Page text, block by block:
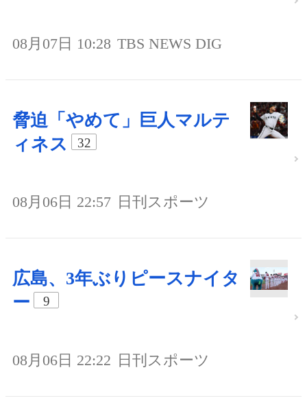
08月07日 10:28 TBS NEWS DIG
脅迫「やめて」巨人マルテ
ィネス
32
08月06日 22:57 日刊スポーツ
広島、3年ぶりピースナイタ
ー
9
08月06日 22:22 日刊スポーツ